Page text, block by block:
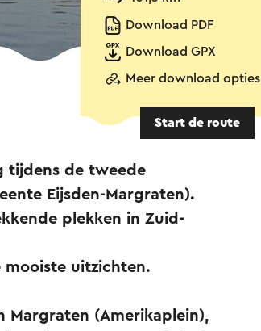
Download PDF
Download GPX
Meer download opties
Start de route
tijdens de tweede
Eijsden-Margraten).
plekken in Zuid-
uitzichten.
Margraten (Amerikaplein),